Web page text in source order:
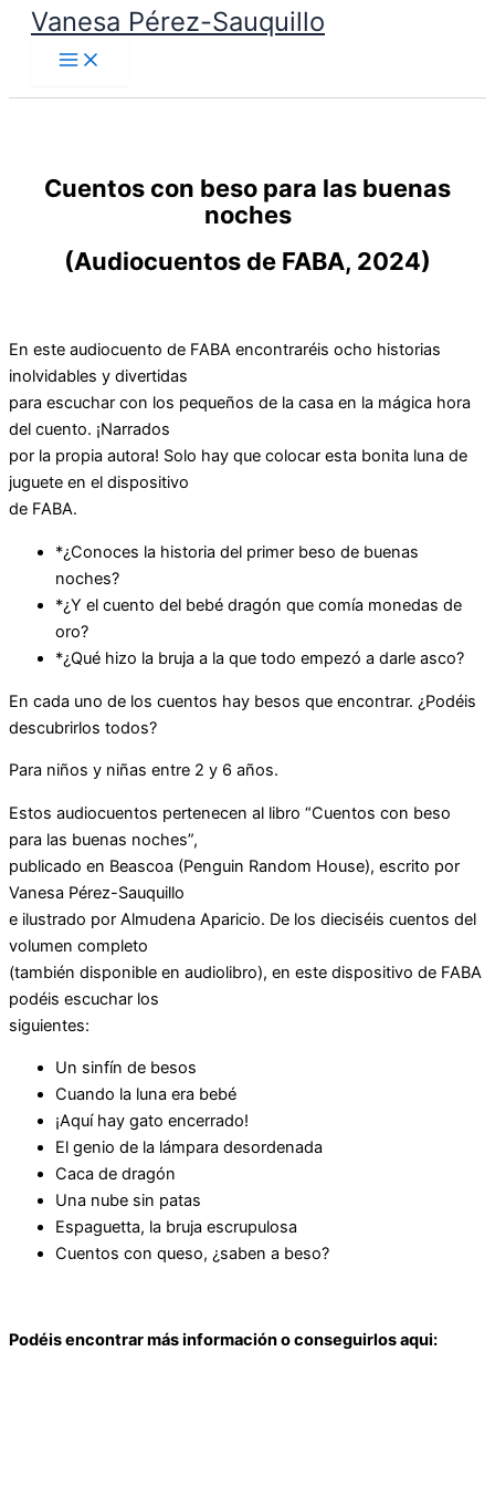
Vanesa Pérez-Sauquillo
Cuentos con beso para las buenas
noches
(Audiocuentos de FABA, 2024)
En este audiocuento de FABA encontraréis ocho historias
inolvidables y divertidas
para escuchar con los pequeños de la casa en la mágica hora
del cuento. ¡Narrados
por la propia autora! Solo hay que colocar esta bonita luna de
juguete en el dispositivo
de FABA.
*¿Conoces la historia del primer beso de buenas
noches?
*¿Y el cuento del bebé dragón que comía monedas de
oro?
*¿Qué hizo la bruja a la que todo empezó a darle asco?
En cada uno de los cuentos hay besos que encontrar. ¿Podéis
descubrirlos todos?
Para niños y niñas entre 2 y 6 años.
Estos audiocuentos pertenecen al libro “Cuentos con beso
para las buenas noches”,
publicado en Beascoa (Penguin Random House), escrito por
Vanesa Pérez-Sauquillo
e ilustrado por Almudena Aparicio. De los dieciséis cuentos del
volumen completo
(también disponible en audiolibro), en este dispositivo de FABA
podéis escuchar los
siguientes:
Un sinfín de besos
Cuando la luna era bebé
¡Aquí hay gato encerrado!
El genio de la lámpara desordenada
Caca de dragón
Una nube sin patas
Espaguetta, la bruja escrupulosa
Cuentos con queso, ¿saben a beso?
Podéis encontrar más información o conseguirlos aqui: